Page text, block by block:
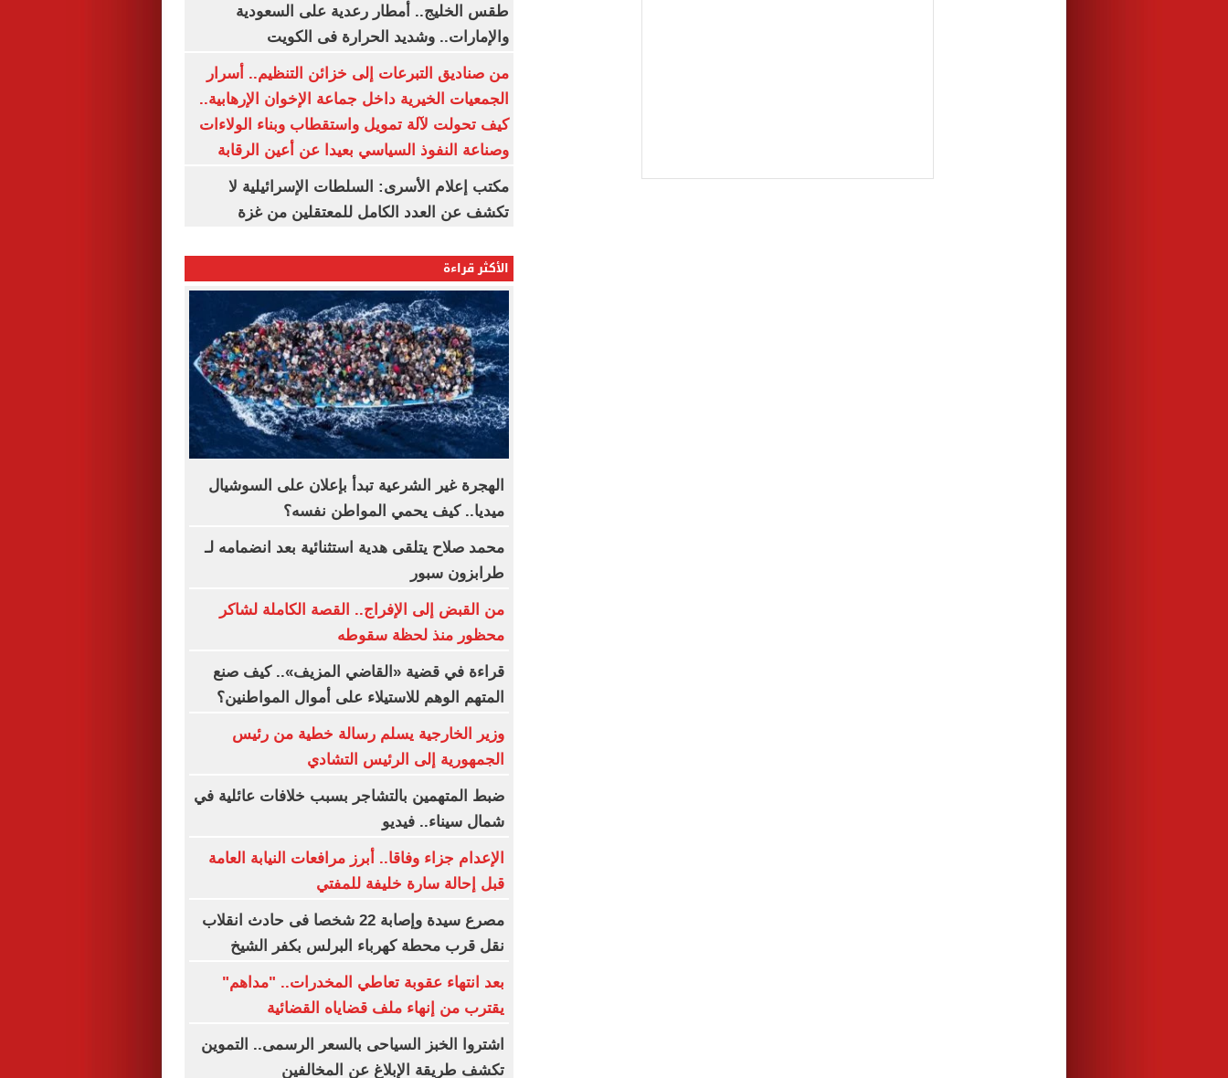
طقس الخليج.. أمطار رعدية على السعودية
والإمارات.. وشديد الحرارة فى الكويت
من صناديق التبرعات إلى خزائن التنظيم.. أسرار
الجمعيات الخيرية داخل جماعة الإخوان الإرهابية..
كيف تحولت لآلة تمويل واستقطاب وبناء الولاءات
وصناعة النفوذ السياسي بعيدا عن أعين الرقابة
مكتب إعلام الأسرى: السلطات الإسرائيلية لا
تكشف عن العدد الكامل للمعتقلين من غزة
الأكثر قراءة
الهجرة غير الشرعية تبدأ بإعلان على السوشيال
ميديا.. كيف يحمي المواطن نفسه؟
محمد صلاح يتلقى هدية استثنائية بعد انضمامه لـ
طرابزون سبور
من القبض إلى الإفراج.. القصة الكاملة لشاكر
محظور منذ لحظة سقوطه
قراءة في قضية «القاضي المزيف».. كيف صنع
المتهم الوهم للاستيلاء على أموال المواطنين؟
وزير الخارجية يسلم رسالة خطية من رئيس
الجمهورية إلى الرئيس التشادي
ضبط المتهمين بالتشاجر بسبب خلافات عائلية في
شمال سيناء.. فيديو
الإعدام جزاء وفاقا.. أبرز مرافعات النيابة العامة
قبل إحالة سارة خليفة للمفتي
مصرع سيدة وإصابة 22 شخصا فى حادث انقلاب
نقل قرب محطة كهرباء البرلس بكفر الشيخ
بعد انتهاء عقوبة تعاطي المخدرات.. "مداهم"
يقترب من إنهاء ملف قضاياه القضائية
اشتروا الخبز السياحى بالسعر الرسمى.. التموين
تكشف طريقة الإبلاغ عن المخالفين